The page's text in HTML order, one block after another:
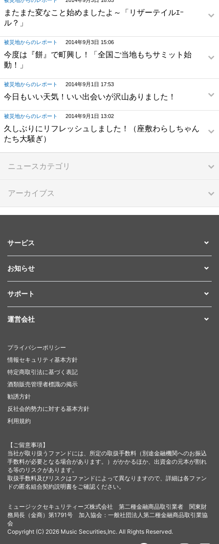
またまた変なこと始めましたよ～「リザーテイルｴｰ
ル？」
被災地からのレポート 2014年9月3日 15:06
今度は『餅』で町興し！「全国ご当地もちサミット始
動！」
被災地からのレポート 2014年9月1日 17:53
今日もいい天気！いい出会いが沢山ありました！
被災地からのレポート 2014年9月1日 13:02
久しぶりにリフレッシュしました！（座敷わらしちゃん
たち大騒ぎ）
ニュースカテゴリ
アーカイブス
サービス
お知らせ
サポート
運営会社
プライバシーポリシー
情報セキュリティ基本方針
特定商取引法に基づく表記
酒類販売管理者標識の掲示
勧誘方針
反社会的勢力に対する基本方針
利用規約
【ご留意事項】
当社が取り扱うファンドには、所定の取扱手数料（別途金融機関へのお振込
手数料が必要となる場合があります。）がかかるほか、出資金の元本が割れ
る等のリスクがあります。
取扱手数料及びリスクはファンドによって異なりますので、詳細は各ファン
ドの匿名組合契約説明書をご確認ください。
ミュージックセキュリティーズ株式会社 第二種金融商品取引業者 関東財
務局長（金商）第1791号 加入協会：一般社団法人第二種金融商品取引業協
会
Copyright (C) 2026 Music Securities,Inc. All Rights Reserved.